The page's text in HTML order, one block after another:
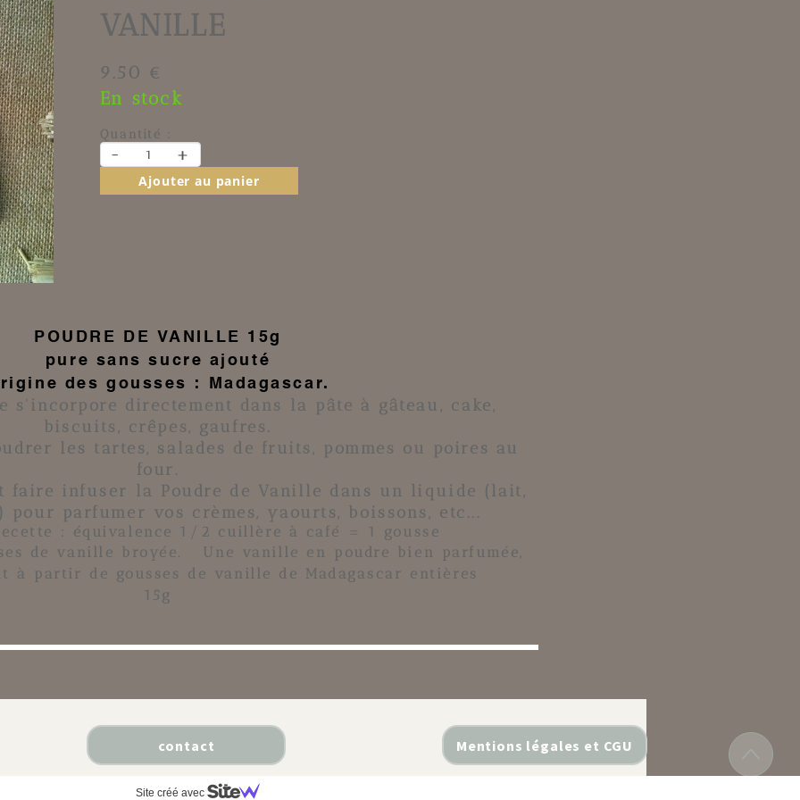
contact Mentions légales et CGU
VANILLE
9.50 €
En stock
Quantité :
- +
Ajouter au panier
POUDRE DE VANILLE 15g
pure sans sucre ajouté
des gousses : Madagascar.
s'incorpore directement dans la pâte à gâteau , cake,
biscuits , crêpes, gaufres.
les tartes, salades de fruits, pommes ou poires au
four.
faire infuser la Poudre de Vanille dans un liquide (lait,
parfumer vos crèmes, yaourts, boissons, etc...
: équivalence 1/2 cuillère à café = 1 gousse
de vanille broyée. Une vanille en poudre
bien parfumée,
à partir de gousses de vanille de Madagascar entières
15g
Site créé avec